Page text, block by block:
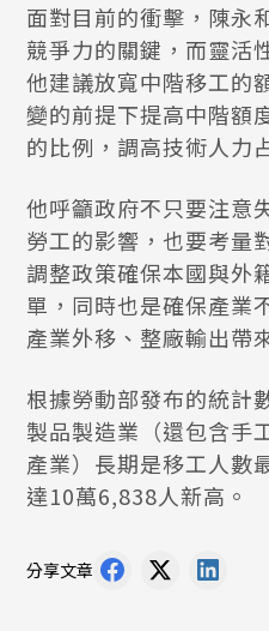
面對目前的衝擊，陳永
競爭力的關鍵，而靈活
他建議放寬中階移工的
變的前提下提高中階額
的比例，調高技術人力
他呼籲政府不只要注意
勞工的影響，也要考量
調整政策確保本國與外
單，同時也是確保產業
產業外移、整廠輸出帶
根據勞動部發布的統計
製品製造業（還包含手
產業）長期是移工人數
達10萬6,838人新高。
分享文章